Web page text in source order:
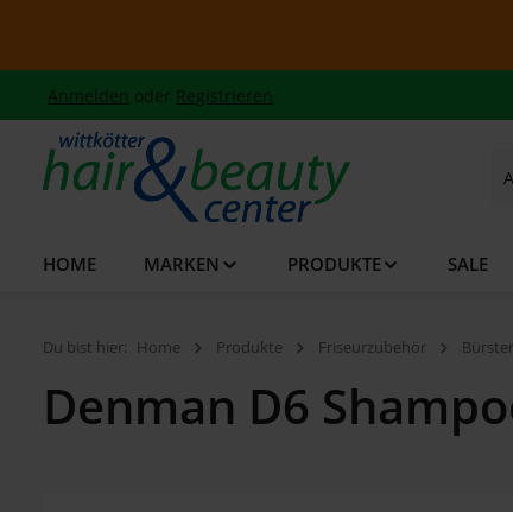
Anmelden oder Registrieren
HOME MARKEN PRODUKTE SALE
Du bist hier: Home Produkte Friseurzubehör
Denman D6